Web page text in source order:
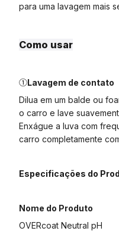
para uma lavagem mais
Como usar
①Lavagem de contato
Dilua em um balde ou
o carro e lave
Enxágue a luva com
carro completamente
Especificações do
Nome do Produto
OVERcoat Neutral pH